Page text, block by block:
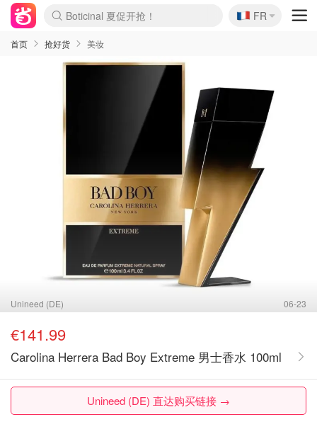
Boticinal 夏促开抢！
4折！lulu周四疯狂上新
还没结束！&OtherStories大促
Joybuy变相75折 随时失效
速领！Stanley独家85折
疑似霸哥！Camper额外叠85折
Zalando 奥莱闪促！每日更新
Moncler反季囤！5折起+叠9折
Coach Brooklyn仅€192
🇫🇷
FR
首页 抢好货 美妆
Unineed (DE) 06-23
€141.99
Carolina Herrera Bad Boy Extreme 男士香水 100ml
Unineed (DE) 直达购买链接 →